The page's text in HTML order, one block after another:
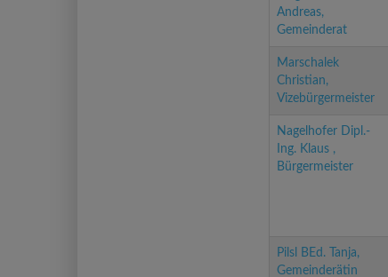
Andreas,
Gemeinderat
Marschalek
Christian,
Vizebürgermeister
Nagelhofer Dipl.-
Ing. Klaus ,
Bürgermeister
Pilsl BEd. Tanja,
Gemeinderätin